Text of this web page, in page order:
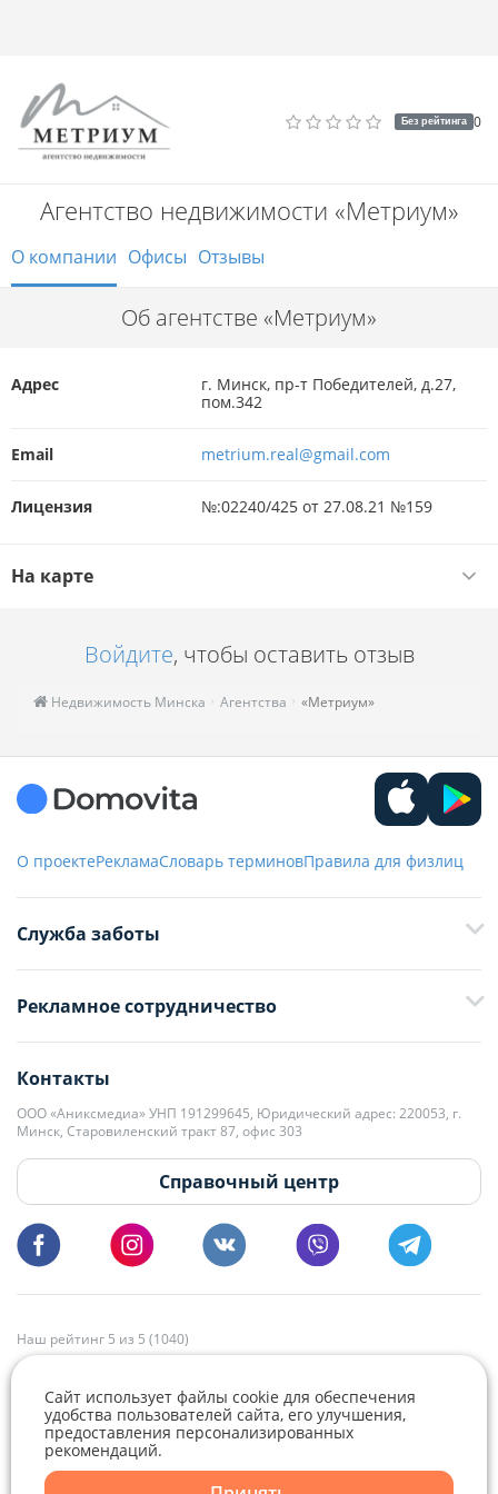
Без рейтинга 0
Агентство недвижимости «Метриум»
О компании Офисы Отзывы
Об агентстве «Метриум»
Адрес
г. Минск, пр-т Победителей, д.27,
пом.342
Email metrium.real@gmail.com
Лицензия №:02240/425 от 27.08.21 №159
На карте
Войдите, чтобы оставить отзыв
Недвижимость Минска Агентства «Метриум»
О проектеРекламаСловарь терминовПравила для физлиц
Служба заботы
+375 29 376-13-70
+375 33 376-13-70
editor@domovita.by
Мы принимаем звонки и отвечаем на письма в будние дни с 9:00 до
18:00.
Рекламное сотрудничество
+375 29 563-15-61 Кристина Филюта
kb@domovita.by
+375 29 179-11-28 Владислав Гладченко
vg@domovita.by
Пишите и звоните нам в будние дни с 8:00 до 20:00.
Контакты
ООО «Аниксмедиа» УНП 191299645, Юридический адрес: 220053, г.
Минск, Старовиленский тракт 87, офис 303
Справочный центр
Наш рейтинг 5 из 5 (1040)
Сайт использует файлы cookie для обеспечения
удобства пользователей сайта, его улучшения,
предоставления персонализированных
рекомендаций.